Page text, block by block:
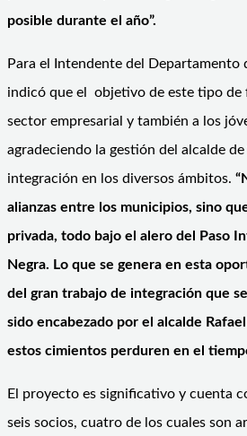
posible durante el año”.
Para el Intendente del Departamento
indicó que el objetivo de este tipo de
sector empresarial y también a los
agradeciendo la gestión del alcalde
integración en los diversos ámbitos.
alianzas entre los municipios, sino
privada, todo bajo el alero del Paso
Negra. Lo que se genera en esta
del gran trabajo de integración que
sido encabezado por el alcalde
estos cimientos perduren en el
El proyecto es significativo y cuenta
seis socios, cuatro de los cuales son